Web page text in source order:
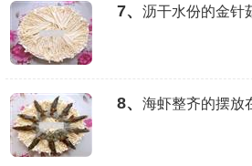
7、 沥干水份的金针
8、 海虾整齐的摆放